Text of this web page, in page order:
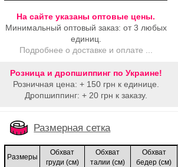
На сайте указаны оптовые цены.
Минимальный оптовый заказ: от 3 любых
единиц.
Подробнее о доставке и оплате ...
Розница и дропшиппинг по Украине!
Розничная цена: + 150 грн к единице.
Дропшиппинг: + 20 грн к заказу.
Размерная сетка
Размеры
Обхват
груди (cм)
Обхват
талии (cм)
Обхват
бедер (cм)